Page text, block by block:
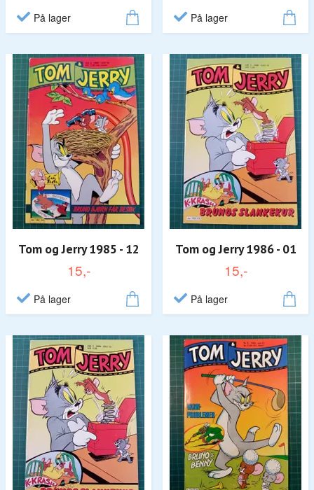
På lager På lager
Tom og Jerry 1985 - 12
15,-
På lager
Tom og Jerry 1986 - 01
15,-
På lager